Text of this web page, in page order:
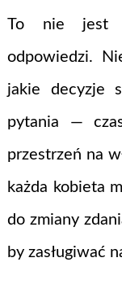
To nie jest
odpowiedzi.
jakie decyzje
pytania —
przestrzeń na
każda kobieta
do zmiany
by zasługiwać